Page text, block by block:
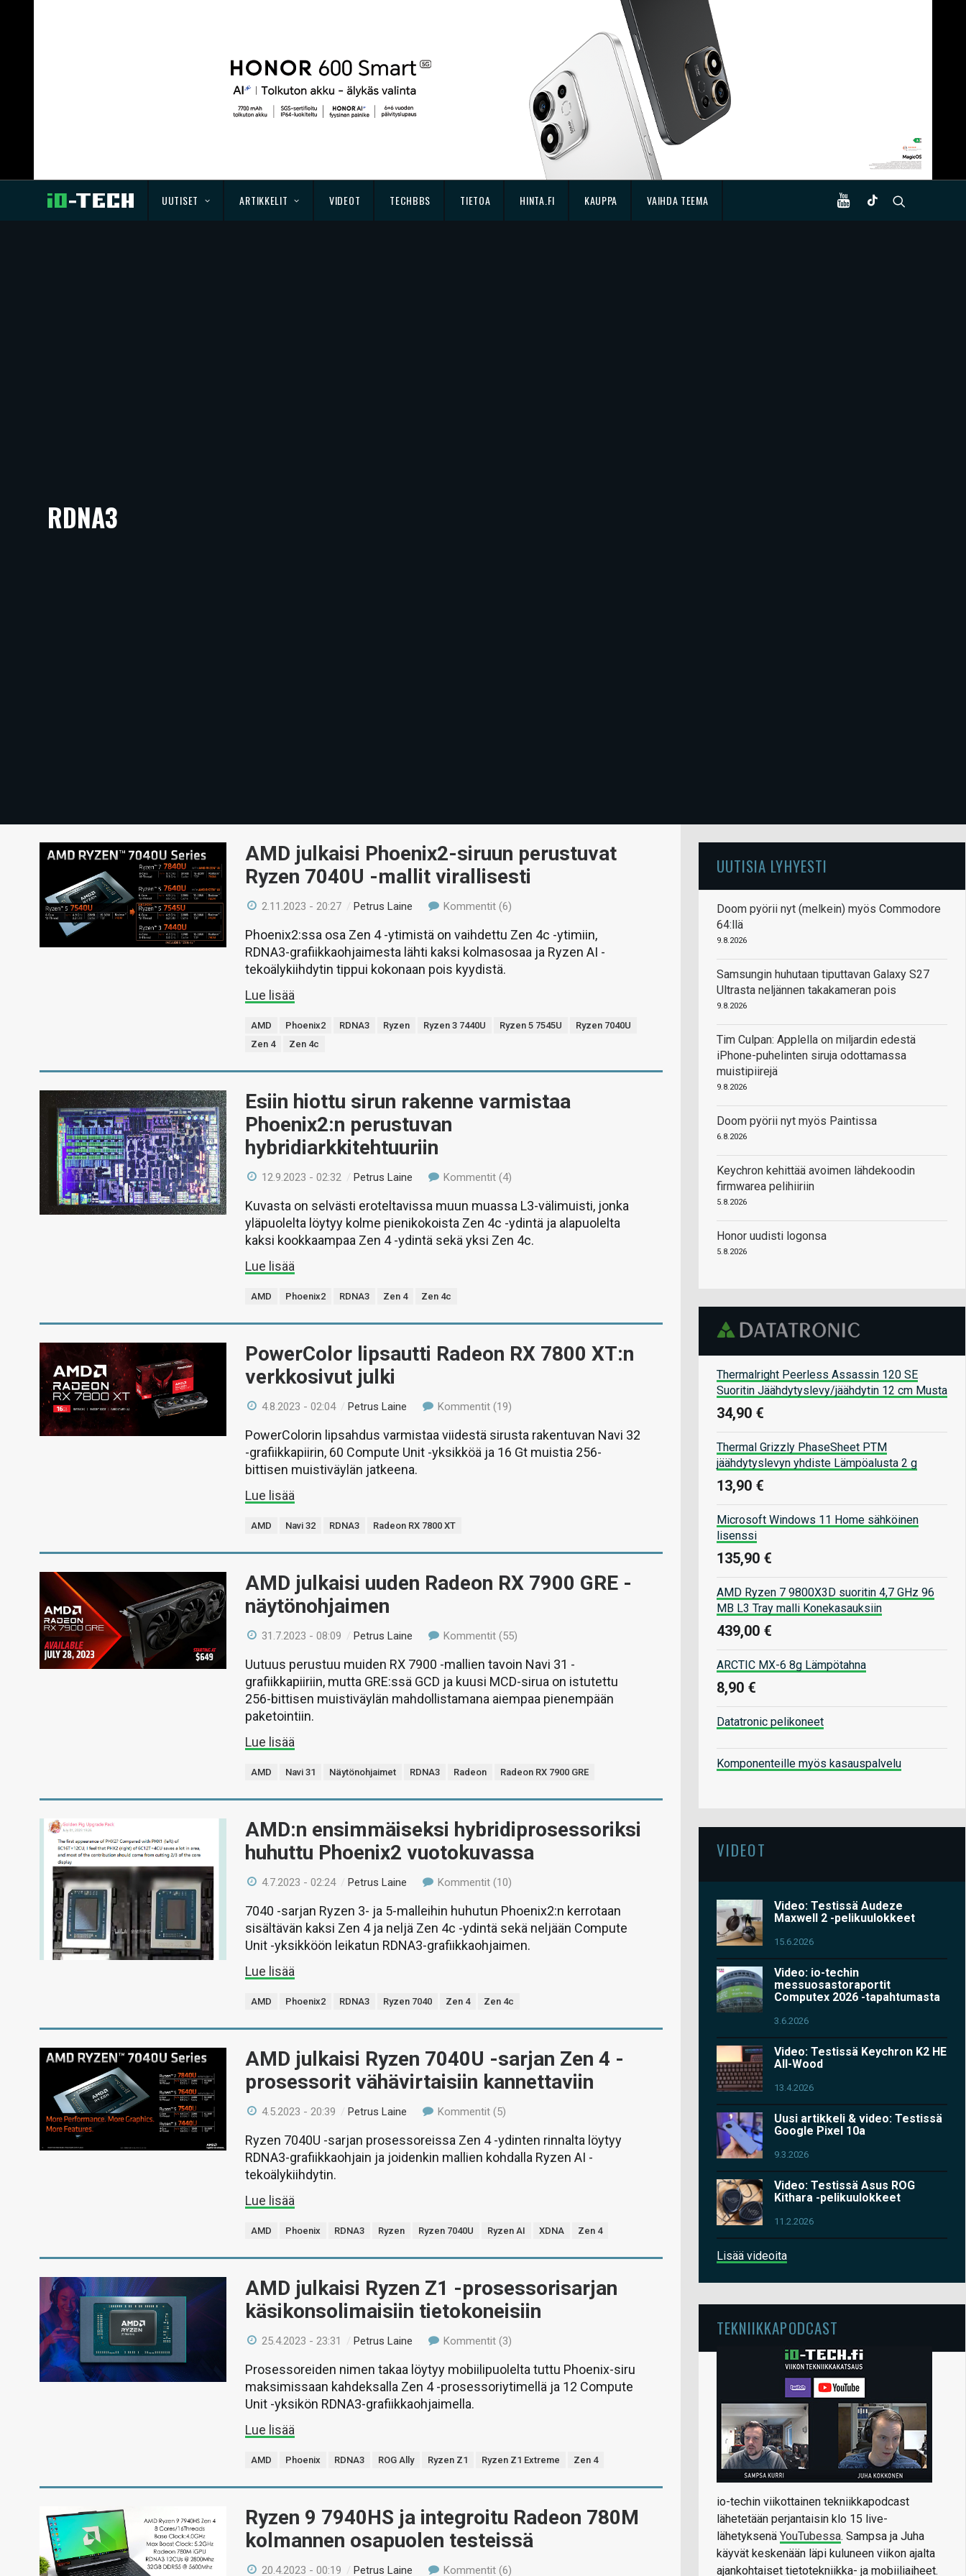
UUTISET ARTIKKELIT VIDEOT TECHBBS TIETOA HINTA.FI KAUPPA VAIHDA TEEMA
RDNA3
AMD julkaisi Phoenix2-siruun perustuvat
Ryzen 7040U -mallit virallisesti
2.11.2023 - 20:27 /Petrus Laine Kommentit (6)
Phoenix2:ssa osa Zen 4 -ytimistä on vaihdettu Zen 4c -ytimiin,
RDNA3-grafiikkaohjaimesta lähti kaksi kolmasosaa ja Ryzen AI -
tekoälykiihdytin tippui kokonaan pois kyydistä.
Lue lisää
AMD Phoenix2 RDNA3 Ryzen Ryzen 3 7440U Ryzen 5 7545U
Ryzen 7040U
Zen 4
Zen 4c
Esiin hiottu sirun rakenne varmistaa
Phoenix2:n perustuvan
hybridiarkkitehtuuriin
12.9.2023 - 02:32 /Petrus Laine Kommentit (4)
Kuvasta on selvästi eroteltavissa muun muassa L3-välimuisti, jonka
yläpuolelta löytyy kolme pienikokoista Zen 4c -ydintä ja alapuolelta
kaksi kookkaampaa Zen 4 -ydintä sekä yksi Zen 4c.
Lue lisää
AMD Phoenix2 RDNA3 Zen 4 Zen 4c
PowerColor lipsautti Radeon RX 7800 XT:n
verkkosivut julki
4.8.2023 - 02:04 /Petrus Laine Kommentit (19)
PowerColorin lipsahdus varmistaa viidestä sirusta rakentuvan Navi 32
-grafiikkapiirin, 60 Compute Unit -yksikköä ja 16 Gt muistia 256-
bittisen muistiväylän jatkeena.
Lue lisää
AMD Navi 32 RDNA3 Radeon RX 7800 XT
AMD julkaisi uuden Radeon RX 7900 GRE -
näytönohjaimen
31.7.2023 - 08:09 /Petrus Laine Kommentit (55)
Uutuus perustuu muiden RX 7900 -mallien tavoin Navi 31 -
grafiikkapiiriin, mutta GRE:ssä GCD ja kuusi MCD-sirua on istutettu
256-bittisen muistiväylän mahdollistamana aiempaa pienempään
paketointiin.
Lue lisää
AMD Navi 31 Näytönohjaimet RDNA3 Radeon Radeon RX 7900 GRE
AMD:n ensimmäiseksi hybridiprosessoriksi
huhuttu Phoenix2 vuotokuvassa
4.7.2023 - 02:24 /Petrus Laine Kommentit (10)
7040 -sarjan Ryzen 3- ja 5-malleihin huhutun Phoenix2:n kerrotaan
sisältävän kaksi Zen 4 ja neljä Zen 4c -ydintä sekä neljään Compute
Unit -yksikköön leikatun RDNA3-grafiikkaohjaimen.
Lue lisää
AMD Phoenix2 RDNA3 Ryzen 7040 Zen 4 Zen 4c
AMD julkaisi Ryzen 7040U -sarjan Zen 4 -
prosessorit vähävirtaisiin kannettaviin
4.5.2023 - 20:39 /Petrus Laine Kommentit (5)
Ryzen 7040U -sarjan prosessoreissa Zen 4 -ydinten rinnalta löytyy
RDNA3-grafiikkaohjain ja joidenkin mallien kohdalla Ryzen AI -
tekoälykiihdytin.
Lue lisää
AMD Phoenix RDNA3 Ryzen Ryzen 7040U Ryzen AI XDNA Zen 4
AMD julkaisi Ryzen Z1 -prosessorisarjan
käsikonsolimaisiin tietokoneisiin
25.4.2023 - 23:31 /Petrus Laine Kommentit (3)
Prosessoreiden nimen takaa löytyy mobiilipuolelta tuttu Phoenix-siru
maksimissaan kahdeksalla Zen 4 -prosessoriytimellä ja 12 Compute
Unit -yksikön RDNA3-grafiikkaohjaimella.
Lue lisää
AMD Phoenix RDNA3 ROG Ally Ryzen Z1 Ryzen Z1 Extreme Zen 4
Ryzen 9 7940HS ja integroitu Radeon 780M
kolmannen osapuolen testeissä
20.4.2023 - 00:19 /Petrus Laine Kommentit (6)
UUTISIA LYHYESTI
Doom pyörii nyt (melkein) myös Commodore
64:llä
9.8.2026
Samsungin huhutaan tiputtavan Galaxy S27
Ultrasta neljännen takakameran pois
9.8.2026
Tim Culpan: Applella on miljardin edestä
iPhone-puhelinten siruja odottamassa
muistipiirejä
9.8.2026
Doom pyörii nyt myös Paintissa
6.8.2026
Keychron kehittää avoimen lähdekoodin
firmwarea pelihiiriin
5.8.2026
Honor uudisti logonsa
5.8.2026
Thermalright Peerless Assassin 120 SE
Suoritin Jäähdytyslevy/jäähdytin 12 cm Musta
34,90 €
Thermal Grizzly PhaseSheet PTM
jäähdytyslevyn yhdiste Lämpöalusta 2 g
13,90 €
Microsoft Windows 11 Home sähköinen
lisenssi
135,90 €
AMD Ryzen 7 9800X3D suoritin 4,7 GHz 96
MB L3 Tray malli Konekasauksiin
439,00 €
ARCTIC MX-6 8g Lämpötahna
8,90 €
Datatronic pelikoneet
Komponenteille myös kasauspalvelu
VIDEOT
Video: Testissä Audeze
Maxwell 2 -pelikuulokkeet
15.6.2026
Video: io-techin
messuosastoraportit
Computex 2026 -tapahtumasta
3.6.2026
Video: Testissä Keychron K2 HE
All-Wood
13.4.2026
Uusi artikkeli & video: Testissä
Google Pixel 10a
9.3.2026
Video: Testissä Asus ROG
Kithara -pelikuulokkeet
11.2.2026
Lisää videoita
TEKNIIKKAPODCAST
io-techin viikottainen tekniikkapodcast
lähetetään perjantaisin klo 15 live-
lähetyksenä YouTubessa. Sampsa ja Juha
käyvät keskenään läpi kuluneen viikon ajalta
ajankohtaiset tietotekniikka- ja mobiiliaiheet.